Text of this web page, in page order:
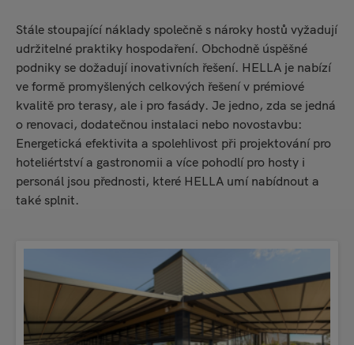
Stále stoupající náklady společně s nároky hostů vyžadují
udržitelné praktiky hospodaření. Obchodně úspěšné
podniky se dožadují inovativních řešení. HELLA je nabízí
ve formě promyšlených celkových řešení v prémiové
kvalitě pro terasy, ale i pro fasády. Je jedno, zda se jedná
o renovaci, dodatečnou instalaci nebo novostavbu:
Energetická efektivita a spolehlivost při projektování pro
hoteliértství a gastronomii a více pohodlí pro hosty i
personál jsou přednosti, které HELLA umí nabídnout a
také splnit.